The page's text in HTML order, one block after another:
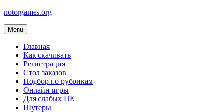
Skip
content
notorgames.org
Menu
Главная
Как скачивать
Регистрация
Стол заказов
Подбор по рубрикам
Онлайн игры
Для слабых ПК
Шутеры